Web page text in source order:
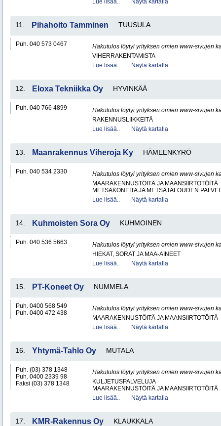
Lue lisää..
Näytä kartalla
11. Pihahoito Tamminen TUUSULA
Puh. 040 573 0467
Hakutulos löytyi yrityksen omien www-sivujen
VIHERRAKENTAMISTA
Lue lisää..
Näytä kartalla
12. Eloxa Tekniikka Oy HYVINKÄÄ
Puh. 040 766 4899
Hakutulos löytyi yrityksen omien www-sivujen
RAKENNUSLIIKKEITÄ
Lue lisää..
Näytä kartalla
13. Maanrakennus Viheroja Ky HÄMEENKYRÖ
Puh. 040 534 2330
Hakutulos löytyi yrityksen omien www-sivujen
MAARAKENNUSTÖITÄ JA MAANSIIRTOTÖITÄ
METSÄKONEITA JA METSÄTALOUDEN
Lue lisää..
Näytä kartalla
14. Kuhmoisten Sora Oy KUHMOINEN
Puh. 040 536 5663
Hakutulos löytyi yrityksen omien www-sivujen
HIEKAT, SORAT JA MAA-AINEET
Lue lisää..
Näytä kartalla
15. PT-Koneet Oy NUMMELA
Puh. 0400 568 549
Puh. 0400 472 438
Hakutulos löytyi yrityksen omien www-sivujen
MAARAKENNUSTÖITÄ JA MAANSIIRTOTÖITÄ
Lue lisää..
Näytä kartalla
16. Yhtymä-Tahlo Oy MUTALA
Puh. (03) 378 1348
Puh. 0400 2339 98
Faksi (03) 378 1348
Hakutulos löytyi yrityksen omien www-sivujen
KULJETUSPALVELUJA
MAARAKENNUSTÖITÄ JA MAANSIIRTOTÖITÄ
Lue lisää..
Näytä kartalla
17. KMR-Rakennus Oy KLAUKKALA